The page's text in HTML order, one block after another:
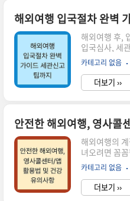
발현 시 즉시
받는 것이 최
상): 뎅기열, 말라리아, 황열병?! 모두 가능합니다.
특히 말라리
요! 여행 지역,
수입니다. 의
해외여행 입국절차 완벽
해외여행 후,
입국심사, 세
리 파악하고
이고 편안하
서는 해외여행
정리하여 여러
비하세요!: 입
을 뒤로하고
바빠지기 전
미리 작성해
고 마음도 편
수 서류 2가지
레라, 황열, 페
카테고리 없음
더보기 ››
해외여행의
녀오려면 꼼
'해외안전여
항까지 챙겨 걱정 없
해외여행 을 위한 모든 것을 담았습니다. 지금 바로
확인하세요!
카테고리 없음
더보기 ››